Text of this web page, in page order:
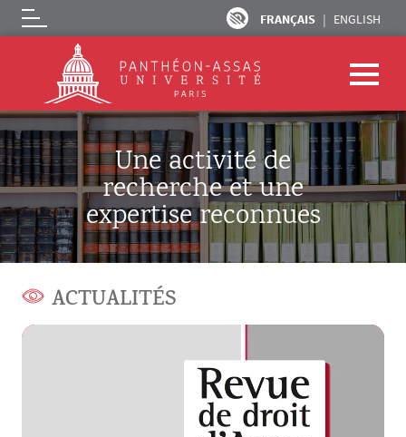
Aller au contenu principal
FRANÇAIS ENGLISH
Logo
Une activité de
recherche et une
expertise reconnues
ACTUALITÉS